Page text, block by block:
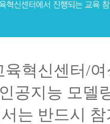
혁신센터/
공지능 모델
는 반드시